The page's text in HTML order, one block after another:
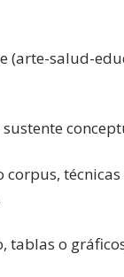
(arte-salud-
técnicas
tablas o